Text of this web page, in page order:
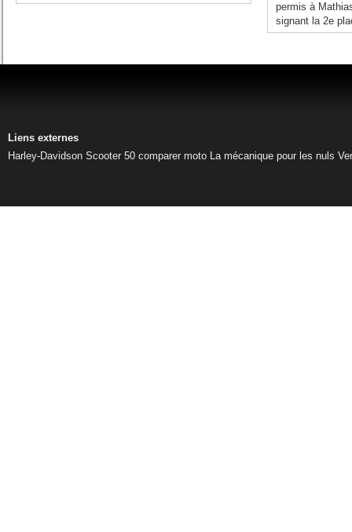
permis à
signant la 2e
Liens externes
Harley-Davidson Scooter 50 comparer moto La mécanique pour les nuls